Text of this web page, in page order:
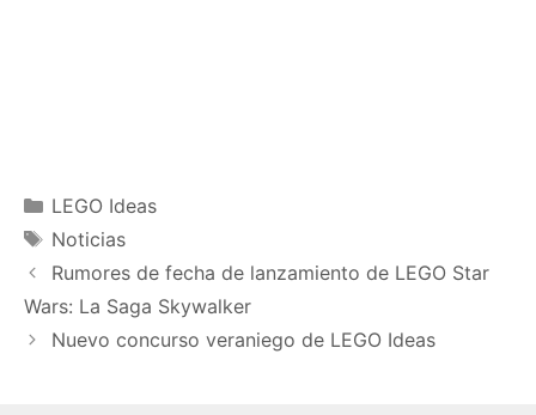
Categories
LEGO Ideas
Tags
Noticias
Rumores de fecha de lanzamiento de LEGO Star
Wars: La Saga Skywalker
Nuevo concurso veraniego de LEGO Ideas